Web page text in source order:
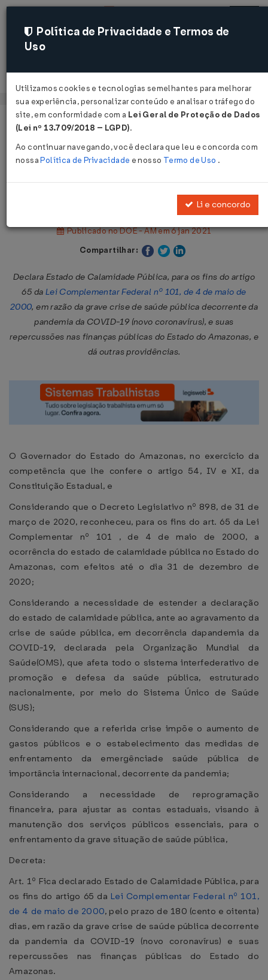
Acessar
Página Inicial
Legislações
Decreto Nº 43272 DE 06/01/2021
Publicado no DOE - AM em 6 jan 2021
Compartilhar:
Declara Estado de Calamidade Pública, para os fins do artigo
65 da Lei Complementar Federal nº 101, de 4 de maio de
2000, em razão da grave crise de saúde pública decorrente da
pandemia da COVID-19 (novo coronavírus), e suas
repercussões nas finanças públicas do Estado do Amazonas, e
dá outras providências.
O Governador do Estado do Amazonas, no exercício da
competência que lhe confere o artigo 54, IV e XI, da
Constituição Estadual, e
Considerando que o Decreto Legislativo nº 898, de 31 de
março de 2020, reconheceu, para os fins do art. 65 da Lei
Complementar nº 101 , de 4 de maio de 2000, a
ocorrência do estado de calamidade pública no Estado do
Amazonas, com efeitos até o dia 31 de dezembro de
2020;
Considerando a necessidade de estender a declaração
do estado de calamidade pública, ante ao agravamento da
crise de saúde pública, em decorrência dapandemia da
COVID-19, declarada pela Organização Mundial da
Saúde(OMS), que afeta todo o sistema interfederativo de
promoção e defesa da saúde pública, estruturado
nacionalmente, por meio do Sistema Único de Saúde
(SUS);
Considerando que a referida crise impõe o aumento de
gastos públicos e o estabelecimento das medidas de
enfrentamento da emergênciade saúde pública de
importância internacional, decorrente da pandemia;
Considerando a necessidade de reprogramação
financeira, para ajustar as contas estaduais, visando à
manutenção dos serviços públicos essenciais, para o
enfrentamento da grave situação de saúde pública,
Decreta:
Art. 1º Fica declarado Estado de Calamidade Pública, para
os fins do artigo 65 da Lei Complementar Federal nº 101,
de 4 de maio de 2000, pelo prazo de 180 (cento e oitenta)
dias, em razão da grave crise de saúde pública decorrente
da pandemia da COVID-19 (novo coronavírus) e suas
repercussões nas finanças públicas do Estado do
Amazonas.
Política de Privacidade e Termos de
Uso
Utilizamos cookies e tecnologias semelhantes para melhorar
sua experiência, personalizar conteúdo e analisar o tráfego do
site, em conformidade com a Lei Geral de Proteção de Dados
(Lei nº 13.709/2018 – LGPD).
Ao continuar navegando, você declara que leu e concorda com
nossaPolítica de Privacidade e nosso Termo de Uso .
Li e concordo